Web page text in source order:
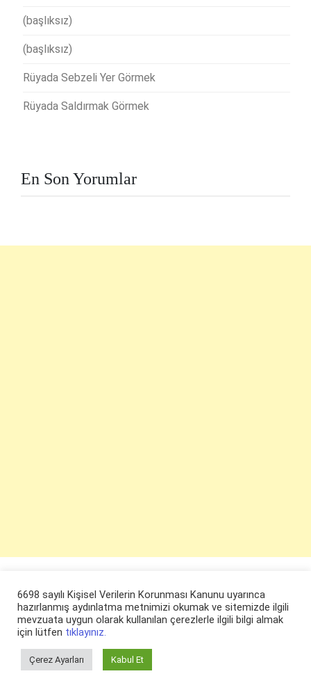
(başlıksız)
(başlıksız)
Rüyada Sebzeli Yer Görmek
Rüyada Saldırmak Görmek
En Son Yorumlar
© ruyaevi.com 2022
6698 sayılı Kişisel Verilerin Korunması Kanunu uyarınca
hazırlanmış aydınlatma metnimizi okumak ve sitemizde ilgili
mevzuata uygun olarak kullanılan çerezlerle ilgili bilgi almak
için lütfen tıklayınız.
Çerez Ayarları Kabul Et